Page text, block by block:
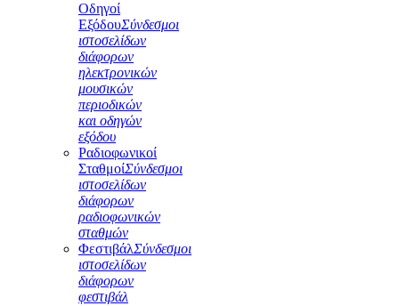
Οδηγοί
ΕξόδουΣύνδεσμοι
ιστοσελίδων
διάφορων
ηλεκτρονικών
μουσικών
περιοδικών
και οδηγών
εξόδου
Ραδιοφωνικοί
ΣταθμοίΣύνδεσμοι
ιστοσελίδων
διάφορων
ραδιοφωνικών
σταθμών
ΦεστιβάλΣύνδεσμοι
ιστοσελίδων
διάφορων
φεστιβάλ